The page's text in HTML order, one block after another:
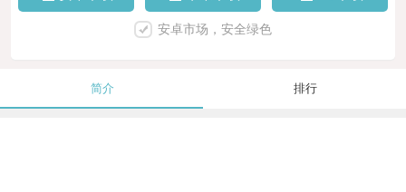
安卓市场，安全绿色
简介 排行